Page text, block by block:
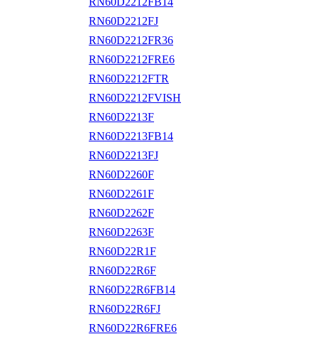
RN60D2212FJ
RN60D2212FR36
RN60D2212FRE6
RN60D2212FTR
RN60D2212FVISH
RN60D2213F
RN60D2213FB14
RN60D2213FJ
RN60D2260F
RN60D2261F
RN60D2262F
RN60D2263F
RN60D22R1F
RN60D22R6F
RN60D22R6FB14
RN60D22R6FJ
RN60D22R6FRE6